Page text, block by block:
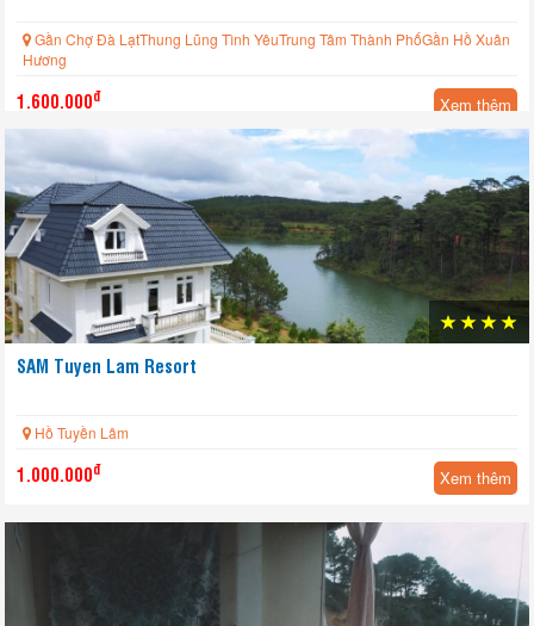
Gần Chợ Đà LạtThung Lũng Tình YêuTrung Tâm Thành PhốGần Hồ Xuân
Hương
1.600.000đ Xem thêm
SAM Tuyen Lam Resort
Hồ Tuyền Lâm
1.000.000đ Xem thêm